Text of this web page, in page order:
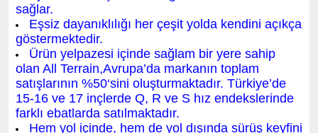
sağlar.
Eşsiz dayanıklılığı her çeşit yolda kendini açıkça
göstermektedir.
Ürün yelpazesi içinde sağlam bir yere sahip
olan All Terrain,Avrupa’da markanın toplam
satışlarının %50‘sini oluşturmaktadır. Türkiye’de
15-16 ve 17 inçlerde Q, R ve S hız endekslerinde
farklı ebatlarda satılmaktadır.
Hem yol içinde, hem de yol dışında sürüş keyfini